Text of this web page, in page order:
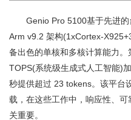
Genio Pro 5100基于先进的
Arm v9.2 架构(1xCortex-
备出色的单核和多核计算能力
TOPS(系统级生成式人工智能)
秒提供超过 23 tokens。该平台
载，在这些工作中，响应性、
关重要。